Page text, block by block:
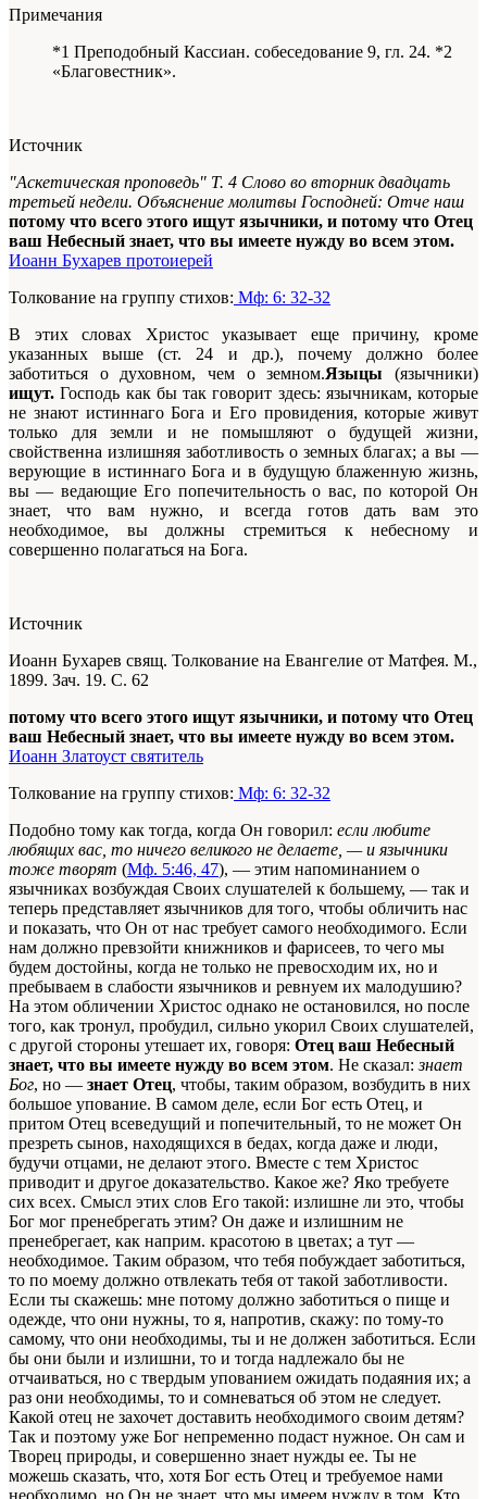
Примечания
*1 Преподобный Кассиан. собеседование 9, гл. 24. *2
«Благовестник».
Источник
"Аскетическая проповедь" Т. 4 Слово во вторник двадцать
третьей недели. Объяснение молитвы Господней: Отче наш
потому что всего этого ищут язычники, и потому что Отец
ваш Небесный знает, что вы имеете нужду во всем этом.
Иоанн Бухарев протоиерей
Толкование на группу стихов: Мф: 6: 32-32
В этих словах Христос указывает еще причину, кроме
указанных выше (ст. 24 и др.), почему должно более
заботиться о духовном, чем о земном.Языцы(язычники)
ищут. Господь как бы так говорит здесь: язычникам, которые
не знают истиннаго Бога и Его провидения, которые живут
только для земли и не помышляют о будущей жизни,
свойственна излишняя заботливость о земных благах; а вы —
верующие в истиннаго Бога и в будущую блаженную жизнь,
вы — ведающие Его попечительность о вас, по которой Он
знает, что вам нужно, и всегда готов дать вам это
необходимое, вы должны стремиться к небесному и
совершенно полагаться на Бога.
Источник
Иоанн Бухарев свящ. Толкование на Евангелие от Матфея. М.,
1899. Зач. 19. С. 62
потому что всего этого ищут язычники, и потому что Отец
ваш Небесный знает, что вы имеете нужду во всем этом.
Иоанн Златоуст святитель
Толкование на группу стихов: Мф: 6: 32-32
Подобно тому как тогда, когда Он говорил: если любите
любящих вас, то ничего великого не делаете, — и язычники
тоже творят (Мф. 5:46, 47), — этим напоминанием о
язычниках возбуждая Своих слушателей к большему, — так и
теперь представляет язычников для того, чтобы обличить нас
и показать, что Он от нас требует самого необходимого. Если
нам должно превзойти книжников и фарисеев, то чего мы
будем достойны, когда не только не превосходим их, но и
пребываем в слабости язычников и ревнуем их малодушию?
На этом обличении Христос однако не остановился, но после
того, как тронул, пробудил, сильно укорил Своих слушателей,
с другой стороны утешает их, говоря: Отец ваш Небесный
знает, что вы имеете нужду во всем этом. Не сказал:знает
Бог, но — знает Отец, чтобы, таким образом, возбудить в них
большое упование. В самом деле, если Бог есть Отец, и
притом Отец всеведущий и попечительный, то не может Он
презреть сынов, находящихся в бедах, когда даже и люди,
будучи отцами, не делают этого. Вместе с тем Христос
приводит и другое доказательство. Какое же? Яко требуете
сих всех. Смысл этих слов Его такой: излишне ли это, чтобы
Бог мог пренебрегать этим? Он даже и излишним не
пренебрегает, как наприм. красотою в цветах; а тут —
необходимое. Таким образом, что тебя побуждает заботиться,
то по моему должно отвлекать тебя от такой заботливости.
Если ты скажешь: мне потому должно заботиться о пище и
одежде, что они нужны, то я, напротив, скажу: по тому-то
самому, что они необходимы, ты и не должен заботиться. Если
бы они были и излишни, то и тогда надлежало бы не
отчаиваться, но с твердым упованием ожидать подаяния их; а
раз они необходимы, то и сомневаться об этом не следует.
Какой отец не захочет доставить необходимого своим детям?
Так и поэтому уже Бог непременно подаст нужное. Он сам и
Творец природы, и совершенно знает нужды ее. Ты не
можешь сказать, что, хотя Бог есть Отец и требуемое нами
необходимо, но Он не знает, что мы имеем нужду в том. Кто